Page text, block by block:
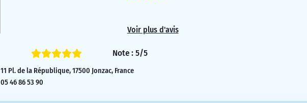
Voir plus d'avis
Note : 5/5
11 Pl. de la République, 17500 Jonzac, France
05 46 86 53 90